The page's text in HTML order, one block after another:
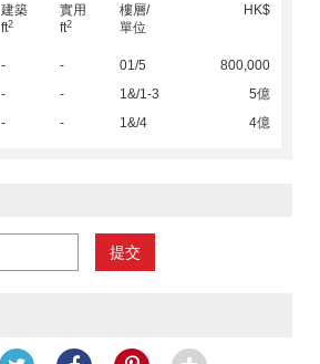
建築
ft2
實用
ft2
樓層/
單位
HK$
- - 01/5
800,000
- - 1&/1-3
5億
- - 1&/4 4億
提交